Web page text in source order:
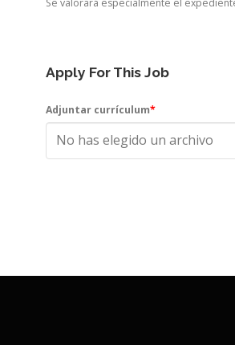
Se valorará especialmente el
Apply For This Job
Adjuntar currículum*
No has elegido un archivo